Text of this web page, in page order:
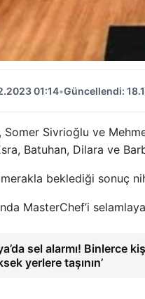
01:14•Güncellendi:
Sivrioğlu ve
Batuhan, Dilara ve
beklediği sonuç
MasterChef’i
sel alarmı! Binlerce
yerlere taşının’